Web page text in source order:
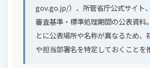
gov.go.jp/）、所管省庁公式サイト
審査基準・標準処理期間の公表資料
とに公表場所や名称が異なるため、
や担当部署名を特定しておくことを